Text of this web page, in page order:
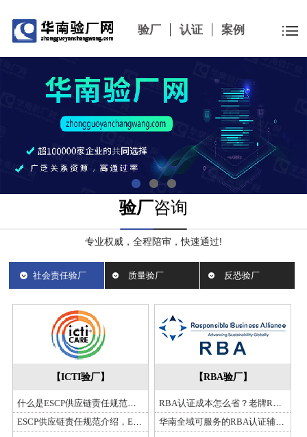
验厂 认证 案例
验厂咨询
专业权威，全程陪审，快速通过!
社会责任验厂 质量验厂 反恐验厂
【ICTI验厂】
什么是ESCP供应链责任规范？核心原则是什么？有哪些实施策略？
ESCP供应链责任规范介绍，ESCP供应链责任规范核心要素、产生影响与未来展望
【RBA验厂】
RBA认证成本怎么省？老牌RBA认证辅导公司华南验厂网支招
华南全域可服务的RBA认证辅导公司，华南验厂网覆盖广